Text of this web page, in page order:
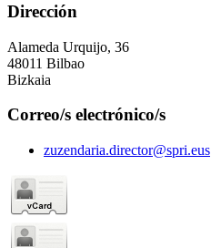
Dirección
Alameda Urquijo, 36
48011 Bilbao
Bizkaia
Correo/s electrónico/s
zuzendaria.director@spri.eus